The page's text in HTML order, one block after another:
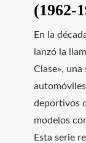
(1962-
En la
lanzó la
Clase», una
deportivos
modelos
Esta serie